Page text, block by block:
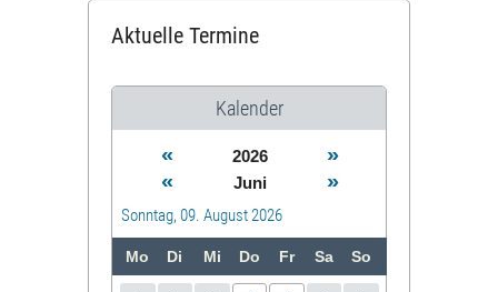
Aktuelle Termine
Kalender
« 2026
»
«
Juni »
Sonntag, 09. August 2026
Mo Di Mi Do Fr Sa So